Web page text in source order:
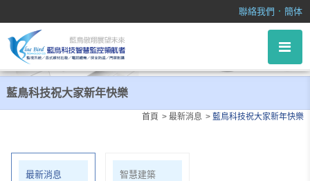
聯絡我們 ． 簡体
藍鳥科技祝大家新年快樂
首頁 最新消息 藍鳥科技祝大家新年快樂
最新消息 智慧建築